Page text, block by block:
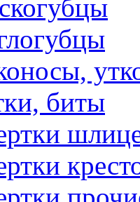
биты